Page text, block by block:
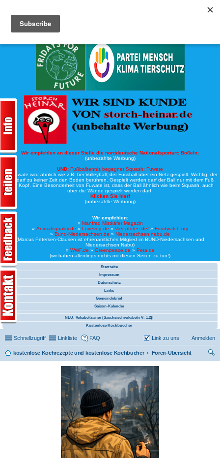
Wir empfehlen an dieser Stelle die norddeutsche Nationalsportart: Boßeln:
(unbezahlte Werbung)
UND: Fußballtennis begegnet Squash: Fuwate
Bei Fuwate wird ähnlich wie z.B. bei Volleyball, der Fussball über ein Netz gespielt. Wichtig: der
Ball darf zu keiner Zeit den Boden berühren. Gespielt werden darf der Ball nur mit dem Fuß
oder Kopf. Eine Besonderheit von Fuwate ist, dass der Ball ähnlich wie beim Squash, auch
über die Wände gespielt werden darf.
Klicken Sie hier!
(unbezahlte Werbung)
Wir empfehlen:
» Manfred Mistkäfer Magazin
» Animalequality.de » Loveveg.de » Vier-pfoten.de/» Foodwatch.org
» Bund-Niedersachsen.de » Niedersachsen.nabu.de
(Marcus Petersen-Clausen ist ehrenamtliches Mitglied im BUND-Niedersachsen und
Niedersachsen Nabu)
» WWF.de » Greenpeace.de » Peta.de
(wir haben allerdings nichts mit diesen Seiten zu tun!)
Startseite
Impressum
Datenschutz
Links
Gemeindebrief
Saison-Kalender
NEU: Vokabeltrainer (Saechsischvokabeln V: 1.2)!
Kostenlose Kochbuecher
Schnellzugriff Linkliste FAQ Anmelden
Link zu uns
kostenlose Kochrezepte und kostenlose Kochbücher
Foren-Übersicht